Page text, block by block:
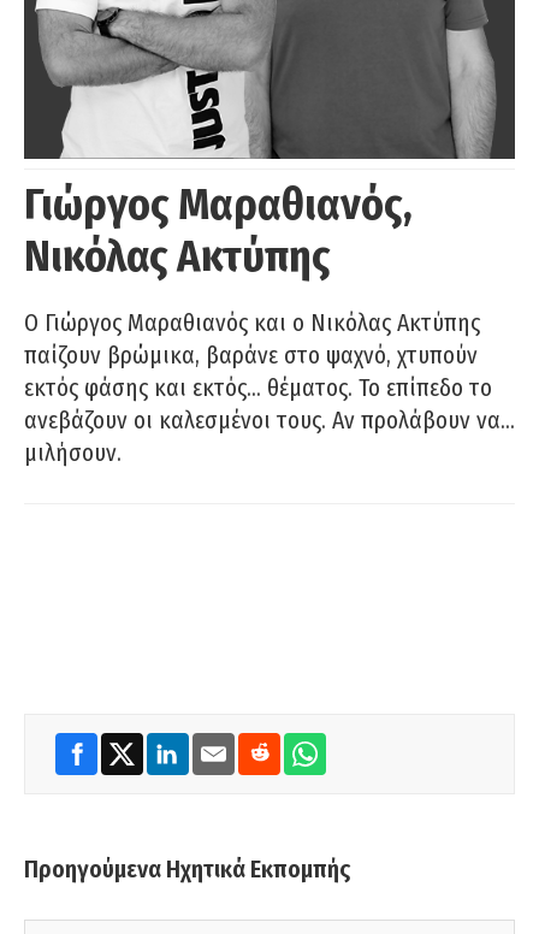
Γιώργος Μαραθιανός,
Νικόλας Ακτύπης
Ο Γιώργος Μαραθιανός και ο Νικόλας Ακτύπης
παίζουν βρώμικα, βαράνε στο ψαχνό, χτυπούν
εκτός φάσης και εκτός… θέματος. Το επίπεδο το
ανεβάζουν οι καλεσμένοι τους. Αν προλάβουν να…
μιλήσουν.
Προηγούμενα Ηχητικά Εκπομπής